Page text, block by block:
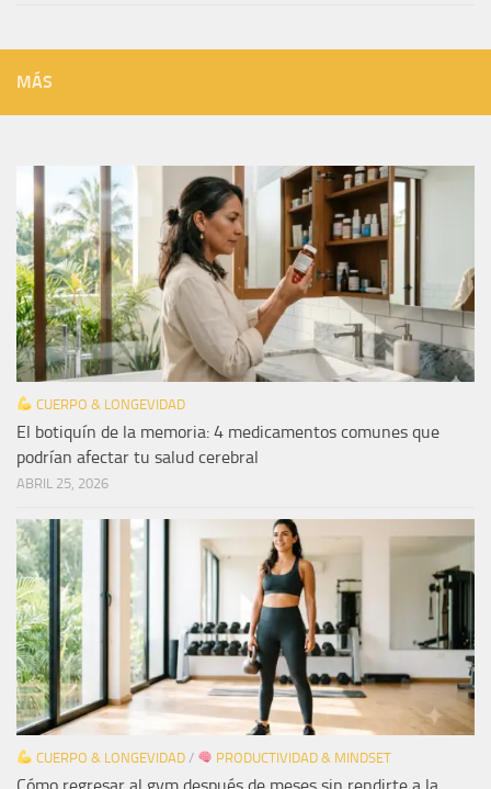
MÁS
CUERPO & LONGEVIDAD
El botiquín de la memoria: 4 medicamentos comunes que
podrían afectar tu salud cerebral
ABRIL 25, 2026
CUERPO & LONGEVIDAD/ PRODUCTIVIDAD & MINDSET
Cómo regresar al gym después de meses sin rendirte a la